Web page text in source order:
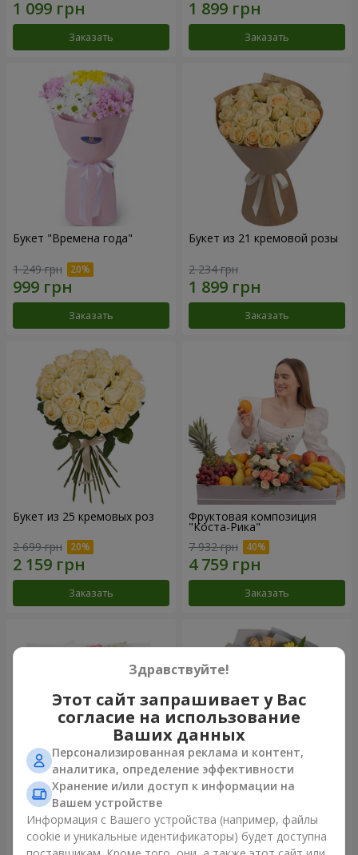
Заказать Заказать
Букет "Времена года"
1 249 грн
Заказать
Букет из 21 кремовой розы
2 234 грн
Заказать
Букет из 25 кремовых роз
2 699 грн
Заказать
Фруктовая композиция
"Коста-Рика"
7 932 грн
Заказать
Букет "Крещатик"
4 656 грн
Букет "Мы и лето"
1 621 грн
Здравствуйте!
Этот сайт запрашивает у Вас
согласие на использование
Ваших данных
Персонализированная реклама и контент,
аналитика, определение эффективности
Хранение и/или доступ к информации на
Вашем устройстве
Информация с Вашего устройства (например, файлы
cookie и уникальные идентификаторы) будет доступна